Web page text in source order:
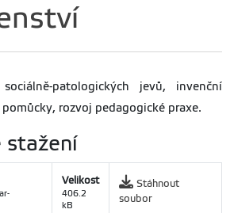
patologických jevů, invenční
rozvoj pedagogické praxe.
stažení
Velikost
406.2
kB
Stáhnout
soubor